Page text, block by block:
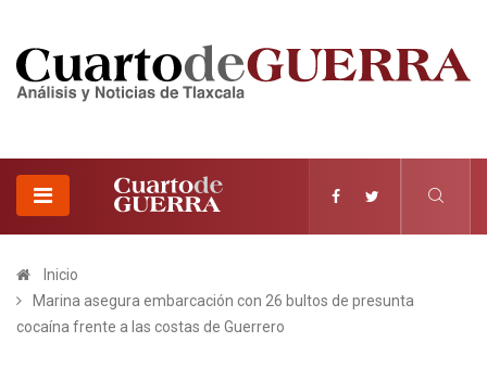
Inicio
Marina asegura embarcación con 26 bultos de presunta
cocaína frente a las costas de Guerrero